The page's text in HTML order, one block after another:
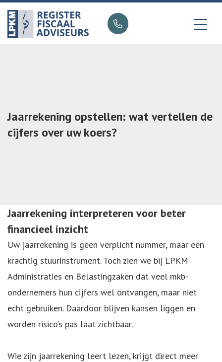
Jaarrekening opstellen: wat vertellen de
cijfers over uw koers?
Jaarrekening interpreteren voor beter
financieel inzicht
Uw jaarrekening is geen verplicht nummer, maar een
krachtig stuurinstrument. Toch zien we bij LPKM
Administraties en Belastingzaken dat veel mkb-
ondernemers hun cijfers wel ontvangen, maar niet
echt gebruiken. Daardoor blijven kansen liggen en
worden risico’s pas laat zichtbaar.
Wie zijn jaarrekening leert lezen, krijgt direct meer